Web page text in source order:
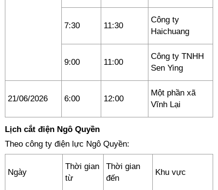
7:30 11:30
Công ty
Haichuang
9:00 11:00
Công ty TNHH
Sen Ying
21/06/2026 6:00 12:00
Một phần xã
Vĩnh Lại
Lịch cắt điện Ngô Quyền
Theo công ty điện lực Ngô Quyền:
Ngày
Thời gian
từ
Thời gian
đến
Khu vực